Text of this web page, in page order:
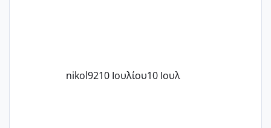
nikol9210 Ιουλίου10 Ιουλ